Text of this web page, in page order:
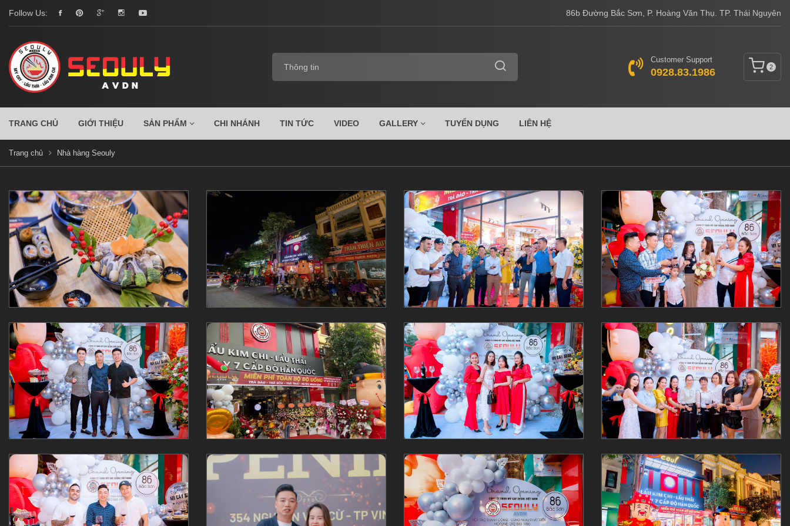
Follow Us: 86b Đường Bắc Sơn, P. Hoàng Văn Thụ. TP. Thái Nguyên
Customer Support
0928.83.1986 2
TRANG CHỦ GIỚI THIỆU SẢN PHẨM CHI NHÁNH TIN TỨC VIDEO GALLERY TUYỂN DỤNG LIÊN HỆ
Trang chủ Nhà hàng Seouly